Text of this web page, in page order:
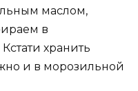
маслом,
в
хранить
и в морозильной